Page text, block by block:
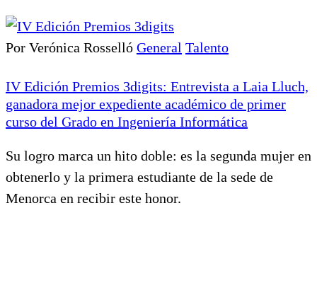
Por Verónica Rosselló General Talento
IV Edición Premios 3digits: Entrevista a Laia Lluch,
ganadora mejor expediente académico de primer
curso del Grado en Ingeniería Informática
Su logro marca un hito doble: es la segunda mujer en
obtenerlo y la primera estudiante de la sede de
Menorca en recibir este honor.